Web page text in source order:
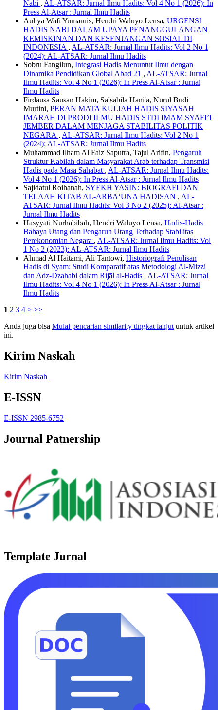
Nabi , AL-ATSAR: Jurnal Ilmu Hadits: Vol 4 No 1 (2026): In
Press Al-Atsar : Jurnal Ilmu Hadits
Auliya Wafi Yumarnis, Hendri Waluyo Lensa, URGENSI
HADIS NABI DALAM UPAYA PENANGGULANGAN
KEMISKINAN DAN KESENJANGAN SOSIAL DI
INDONESIA , AL-ATSAR: Jurnal Ilmu Hadits: Vol 2 No 1
(2024): AL-ATSAR: Jurnal Ilmu Hadits
Sobru Fangilun, Integrasi Hadis Menuntut Ilmu dengan
Dinamika Pendidikan Global Abad 21 , AL-ATSAR: Jurnal
Ilmu Hadits: Vol 4 No 1 (2026): In Press Al-Atsar : Jurnal
Ilmu Hadits
Firdausa Sausan Hakim, Salsabila Hani'a, Nurul Budi
Murtini, PERAN MATA KULIAH HADIS SIYASAH
IMARAH DI PRODI ILMU HADIS STDI IMAM SYAFI’I
JEMBER DALAM MENJAGA STABILITAS POLITIK
NEGARA , AL-ATSAR: Jurnal Ilmu Hadits: Vol 2 No 1
(2024): AL-ATSAR: Jurnal Ilmu Hadits
Muhammad Ilham Al Faiz Saputra, Tajul Arifin, Pengaruh
Struktur Kabilah dalam Masyarakat Arab terhadap Transmisi
Hadis pada Masa Sahabat , AL-ATSAR: Jurnal Ilmu Hadits:
Vol 4 No 1 (2026): In Press Al-Atsar : Jurnal Ilmu Hadits
Sajidatul Roihanah, SYEKH YASIN: BIOGRAFI DAN
TELAAH KITAB AL-ARBA‘UNA HADISAN , AL-
ATSAR: Jurnal Ilmu Hadits: Vol 3 No 2 (2025): Al-Atsar :
Jurnal Ilmu Hadits
Hasyyati Nurhabibah, Hendri Waluyo Lensa, Hadis-Hadis
Bahaya Utang dan Pengaruh Utang Terhadap Stabilitas
Perekonomian Negara , AL-ATSAR: Jurnal Ilmu Hadits: Vol
1 No 2 (2023): AL-ATSAR: Jurnal Ilmu Hadits
Ahmad Al Haitami, Ali Tantowi, Historiografi Penulisan
Hadis di Syam: Studi Komparatif atas Metodologi Al-Mizzi
dan Adz-Dzahabi dalam Rijāl al-Hadis , AL-ATSAR: Jurnal
Ilmu Hadits: Vol 4 No 1 (2026): In Press Al-Atsar : Jurnal
Ilmu Hadits
1 2 3 4 > >>
Anda juga bisa Mulai pencarian similarity tingkat lanjut untuk artikel
ini.
Kirim Naskah
Kirim Naskah
E-ISSN
E-ISSN 2985-6752
Journal Patnership
Template Jurnal